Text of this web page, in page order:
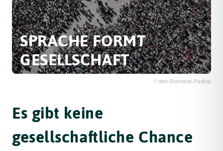
SPRACHE FORMT
GESELLSCHAFT
© Hans Braxmeier, Pixabay
Es gibt keine
gesellschaftliche Chance